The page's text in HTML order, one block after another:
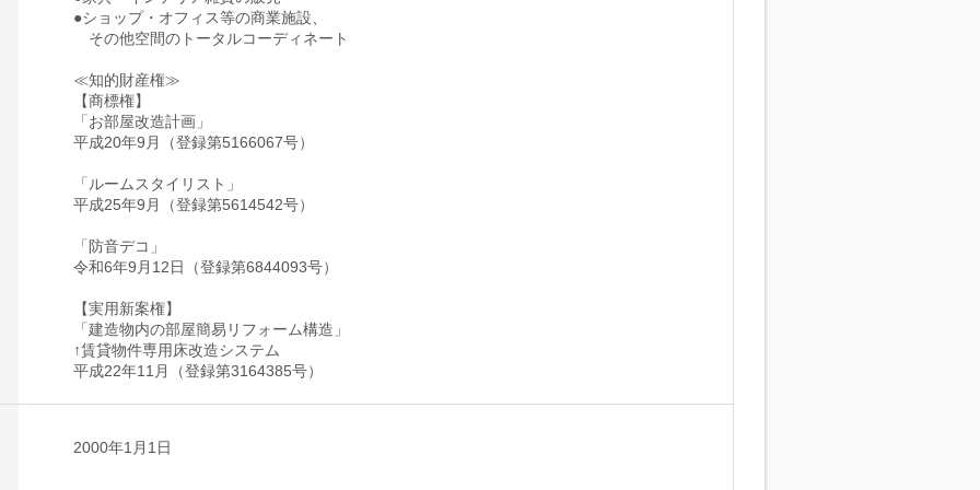
●ショップ・オフィス等の商業施設、
その他空間のトータルコーディネート
≪知的財産権≫
【商標権】
「お部屋改造計画」
平成20年9月（登録第5166067号）
「ルームスタイリスト」
平成25年9月（登録第5614542号）
「防音デコ」
令和6年9月12日（登録第6844093号）
【実用新案権】
「建造物内の部屋簡易リフォーム構造」
↑賃貸物件専用床改造システム
平成22年11月（登録第3164385号）
2000年1月1日